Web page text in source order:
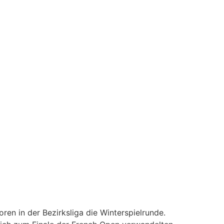
in der Bezirksliga die Winterspielrunde.